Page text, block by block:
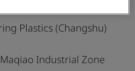
Plastics (Changshu)
Industrial Zone